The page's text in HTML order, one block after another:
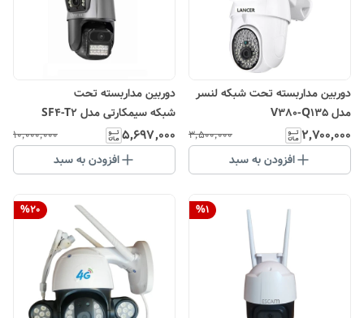
دوربین مداربسته تحت شبکه لنسر
مدل V380-Q135
۲٬۷۰۰٬۰۰۰ ۳٬۵۰۰٬۰۰۰
افزودن به سبد
دوربین مداربسته تحت
شبکه سیمکارتی مدل SF4-T2
LENS 8MG
۵٬۶۹۷٬۰۰۰ ۱۰٬۰۰۰٬۰۰۰
افزودن به سبد
%1
%20